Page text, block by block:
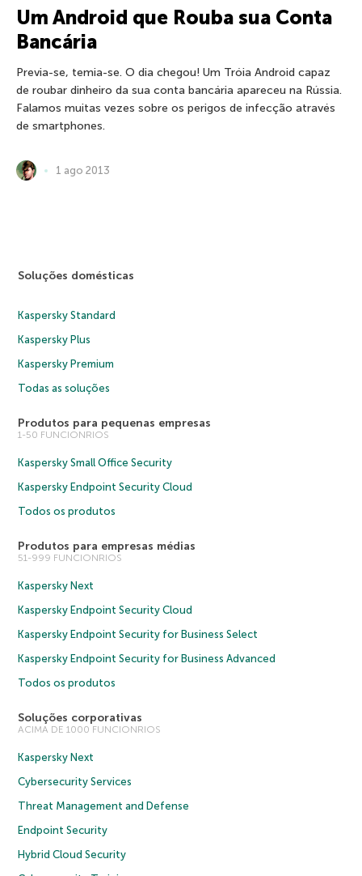
Um Android que Rouba sua Conta
Bancária
Previa-se, temia-se. O dia chegou! Um Tróia Android capaz
de roubar dinheiro da sua conta bancária apareceu na Rússia.
Falamos muitas vezes sobre os perigos de infecção através
de smartphones.
1 ago 2013
Soluções domésticas
Kaspersky Standard
Kaspersky Plus
Kaspersky Premium
Todas as soluções
Produtos para pequenas empresas
1-50 FUNCIONRIOS
Kaspersky Small Office Security
Kaspersky Endpoint Security Cloud
Todos os produtos
Produtos para empresas médias
51-999 FUNCIONRIOS
Kaspersky Next
Kaspersky Endpoint Security Cloud
Kaspersky Endpoint Security for Business Select
Kaspersky Endpoint Security for Business Advanced
Todos os produtos
Soluções corporativas
ACIMA DE 1000 FUNCIONRIOS
Kaspersky Next
Cybersecurity Services
Threat Management and Defense
Endpoint Security
Hybrid Cloud Security